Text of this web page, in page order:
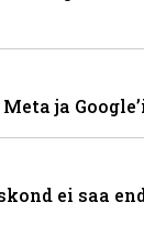
ja
ei saa